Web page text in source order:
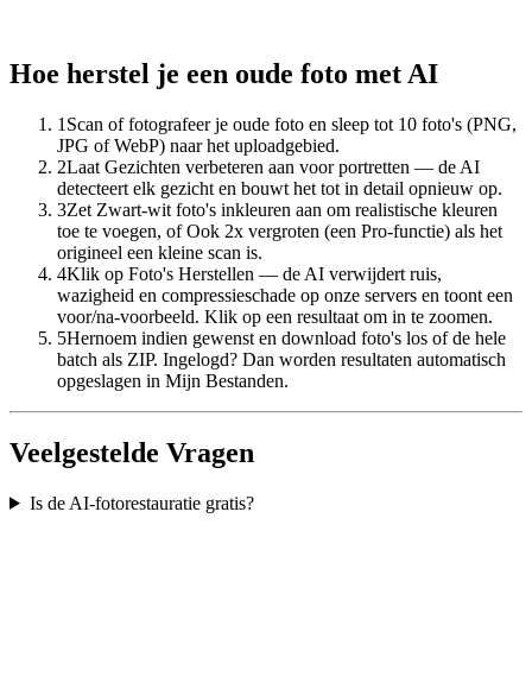
Hoe herstel je een oude foto met AI
1 Scan of fotografeer je oude foto en sleep tot 10 foto's (PNG,
JPG of WebP) naar het uploadgebied.
2Laat Gezichten verbeteren aan voor portretten — de AI
detecteert elk gezicht en bouwt het tot in detail opnieuw op.
3Zet Zwart-wit foto's inkleuren aan om realistische kleuren
toe te voegen, of Ook 2x vergroten (een Pro-functie) als het
origineel een kleine scan is.
4Klik op Foto's Herstellen — de AI verwijdert ruis,
wazigheid en compressieschade op onze servers en toont een
voor/na-voorbeeld. Klik op een resultaat om in te zoomen.
5Hernoem indien gewenst en download foto's los of de hele
batch als ZIP. Ingelogd? Dan worden resultaten automatisch
opgeslagen in Mijn Bestanden.
Veelgestelde Vragen
Is de AI-fotorestauratie gratis?